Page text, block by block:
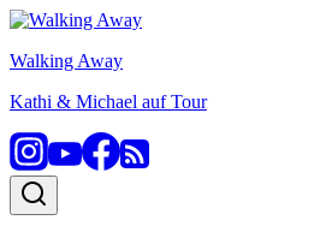
Zum
springen
Walking Away
Kathi & Michael auf Tour